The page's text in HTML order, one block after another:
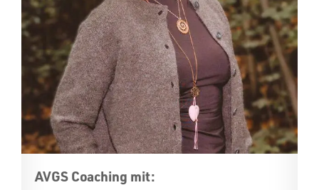
AVGS Coaching mit: